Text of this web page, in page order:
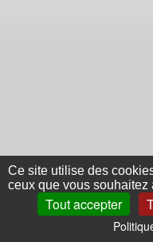
Ce site utilise des
ceux que vous souhaitez
Tout accepter